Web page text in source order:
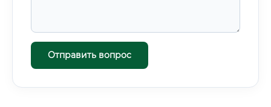
Отправить вопрос